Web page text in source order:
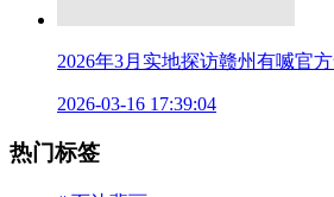
2026年3月实地探访赣州有喴官
2026-03-16 17:39:04
热门标签